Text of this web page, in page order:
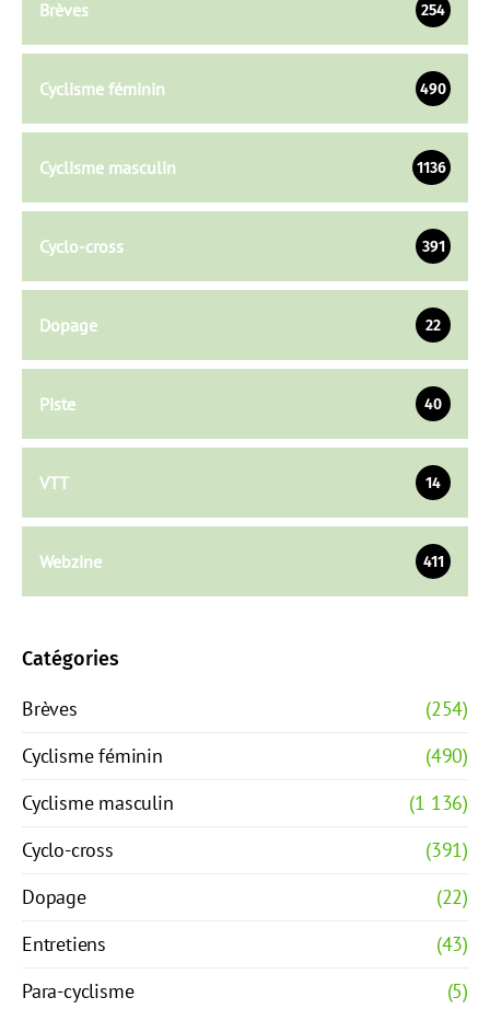
Brèves 254
Cyclisme féminin 490
Cyclisme masculin 1136
Cyclo-cross 391
Dopage 22
Piste 40
VTT 14
Webzine 411
Catégories
Brèves
(254)
Cyclisme féminin
(490)
Cyclisme masculin
(1 136)
Cyclo-cross
(391)
Dopage
(22)
Entretiens
(43)
Para-cyclisme
(5)